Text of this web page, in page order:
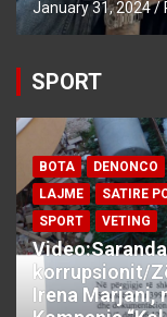
January 31, 2024
SPORT
BOTA DENONCO
LAJME
SATIRE
SPORT
VETING
korrupsionit/
Irena Marjani,